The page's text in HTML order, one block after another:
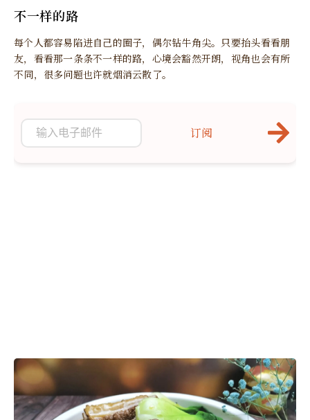
不一样的路
每个人都容易陷进自己的圈子，偶尔钻牛角尖。只要抬头看看朋
友，看看那一条条不一样的路，心境会豁然开朗，视角也会有所
不同，很多问题也许就烟消云散了。
订阅